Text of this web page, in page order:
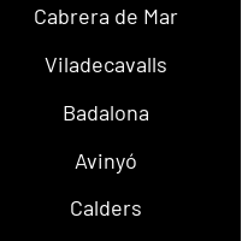
Cabrera de Mar
Viladecavalls
Badalona
Avinyó
Calders